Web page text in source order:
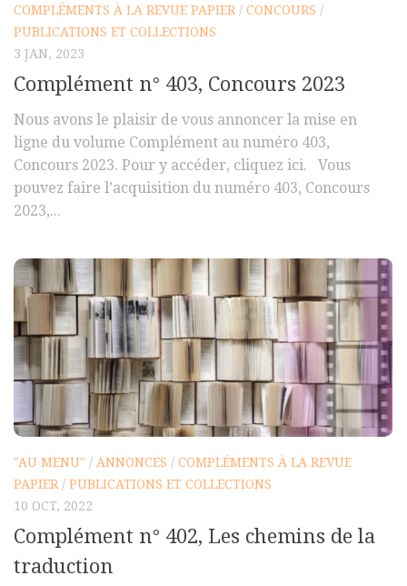
COMPLÉMENTS À LA REVUE PAPIER/ CONCOURS /
PUBLICATIONS ET COLLECTIONS
3 JAN, 2023
Complément n° 403, Concours 2023
Nous avons le plaisir de vous annoncer la mise en
ligne du volume Complément au numéro 403,
Concours 2023. Pour y accéder, cliquez ici. Vous
pouvez faire l’acquisition du numéro 403, Concours
2023,...
"AU MENU" / ANNONCES / COMPLÉMENTS À LA REVUE
PAPIER/ PUBLICATIONS ET COLLECTIONS
10 OCT, 2022
Complément n° 402, Les chemins de la
traduction